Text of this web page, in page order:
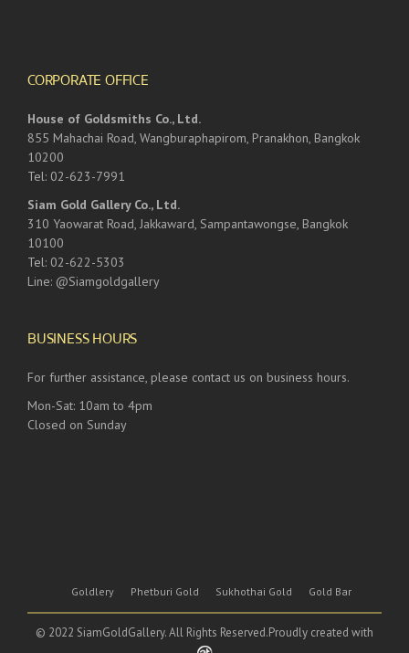
CORPORATE OFFICE
House of Goldsmiths Co., Ltd.
855 Mahachai Road, Wangburaphapirom, Pranakhon, Bangkok
10200
Tel: 02-623-7991
Siam Gold Gallery Co., Ltd.
310 Yaowarat Road, Jakkaward, Sampantawongse, Bangkok
10100
Tel: 02-622-5303
Line: @Siamgoldgallery
BUSINESS HOURS
For further assistance, please contact us on business hours.
Mon-Sat: 10am to 4pm
Closed on Sunday
Goldlery Phetburi Gold Sukhothai Gold Gold Bar
© 2022 SiamGoldGallery. All Rights Reserved.Proudly created with